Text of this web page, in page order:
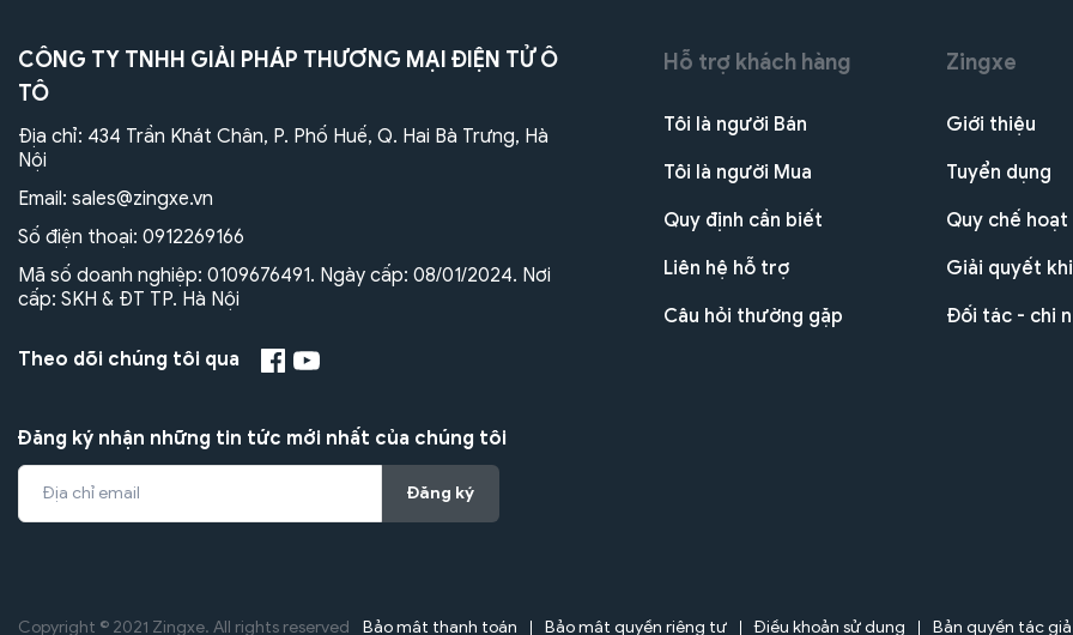
CÔNG TY TNHH GIẢI PHÁP THƯƠNG MẠI ĐIỆN TỬ Ô
TÔ
Địa chỉ: 434 Trần Khát Chân, P. Phố Huế, Q. Hai Bà Trưng, Hà
Nội
Email: sales@zingxe.vn
Số điện thoại: 0912269166
Mã số doanh nghiệp: 0109676491. Ngày cấp: 08/01/2024. Nơi
cấp: SKH & ĐT TP. Hà Nội
Theo dõi chúng tôi qua
Đăng ký nhận những tin tức mới nhất của chúng tôi
Đăng ký
Hỗ trợ khách hàng
Tôi là người Bán
Tôi là người Mua
Quy định cần biết
Liên hệ hỗ trợ
Câu hỏi thường gặp
Zingxe
Giới thiệu
Tuyển dụng
Quy chế
Giải quyết
Đối tác - chi
Copyright © 2021 Zingxe. All rights reserved Bảo mật thanh toán Bảo mật quyền riêng tư Điều khoản sử dụng Bản quyền tác giả